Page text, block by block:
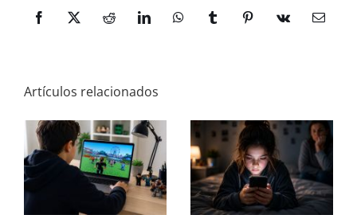
Facebook
X RedditLinkedInWhatsAppTumblrPinterest
Vk
Correo
Artículos relacionados